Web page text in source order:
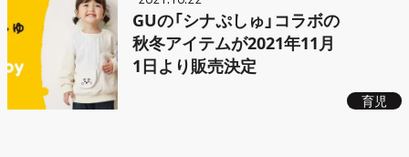
GUの「シナぷしゅ」コラボの
秋冬アイテムが2021年11月
1日より販売決定
育児